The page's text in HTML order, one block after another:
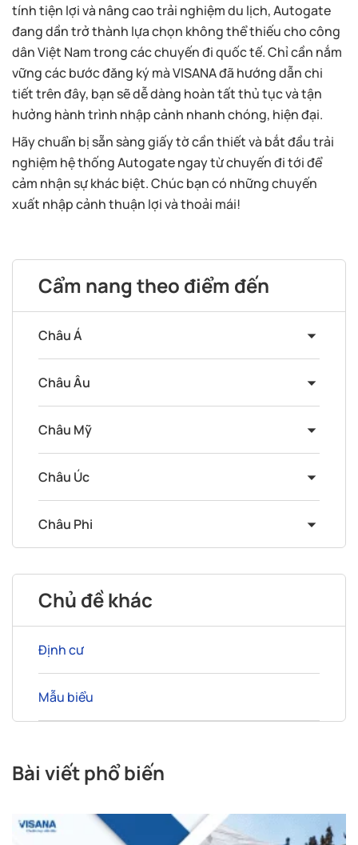
tính tiện lợi và nâng cao trải nghiệm du lịch, Autogate
đang dần trở thành lựa chọn không thể thiếu cho công
dân Việt Nam trong các chuyến đi quốc tế. Chỉ cần nắm
vững các bước đăng ký mà VISANA đã hướng dẫn chi
tiết trên đây, bạn sẽ dễ dàng hoàn tất thủ tục và tận
hưởng hành trình nhập cảnh nhanh chóng, hiện đại.
Hãy chuẩn bị sẵn sàng giấy tờ cần thiết và bắt đầu trải
nghiệm hệ thống Autogate ngay từ chuyến đi tới để
cảm nhận sự khác biệt. Chúc bạn có những chuyến
xuất nhập cảnh thuận lợi và thoải mái!
Cẩm nang theo điểm đến
Châu Á
Châu Âu
Châu Mỹ
Châu Úc
Châu Phi
Chủ đề khác
Định cư
Mẫu biểu
Bài viết phổ biến